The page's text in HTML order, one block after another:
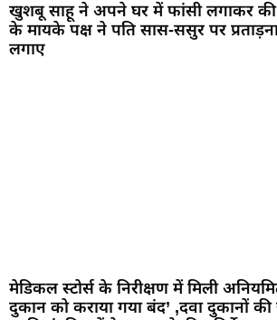
खुशबू साहू ने अपने घर में फांसी लगाकर की
के मायके पक्ष ने पति सास-ससुर पर
लगाए
मेडिकल स्टोर्स के निरीक्षण में मिली
दुकान को कराया गया बंद’ ,दवा दुकानों